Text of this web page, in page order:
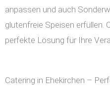
anpassen und auch
glutenfreie Speisen erfüllen.
perfekte Lösung für Ihre
Catering in Ehekirchen –